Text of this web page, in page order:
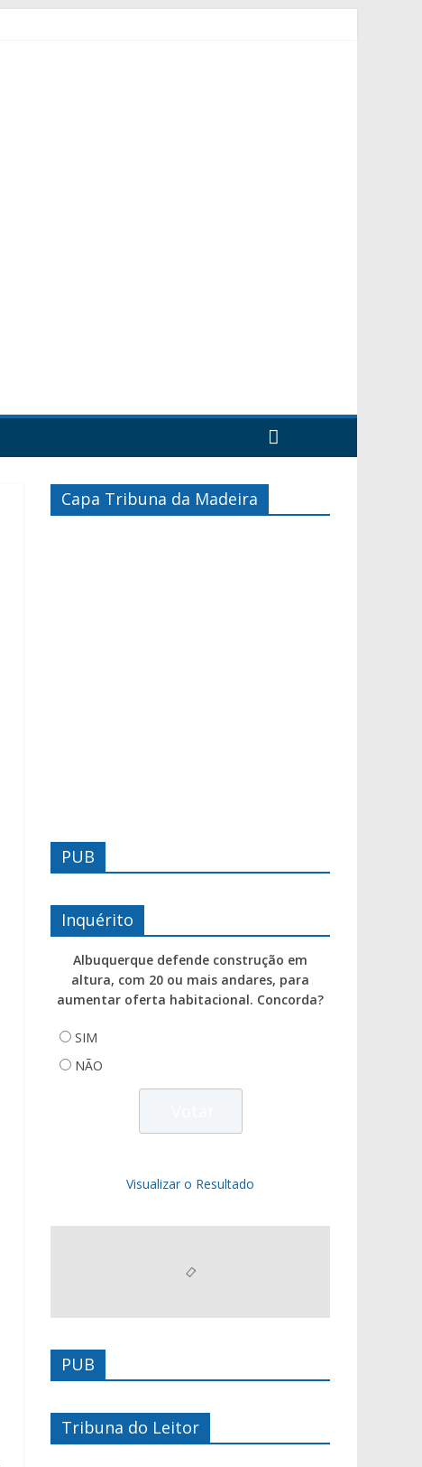
Capa Tribuna da Madeira
PUB
Inquérito
Albuquerque defende construção em
altura, com 20 ou mais andares, para
aumentar oferta habitacional. Concorda?
SIM
NÃO
Visualizar o Resultado
PUB
Tribuna do Leitor